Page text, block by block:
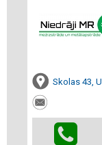
Skolas 43,